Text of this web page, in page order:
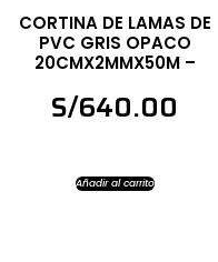
CORTINA DE LAMAS DE
PVC GRIS OPACO
20CMX2MMX50M –
S/640.00
Añadir al carrito